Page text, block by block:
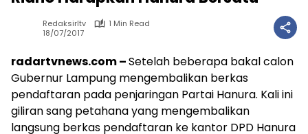
Redaksirltv
1 Min Read
18/07/2017
radartvnews.com –Setelah beberapa bakal calon
Gubernur Lampung mengembalikan berkas
pendaftaran pada penjaringan Partai Hanura. Kali ini
giliran sang petahana yang mengembalikan
langsung berkas pendaftaran ke kantor DPD Hanura